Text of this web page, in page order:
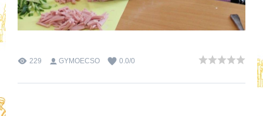
229 GYMOECSO 0.0/0